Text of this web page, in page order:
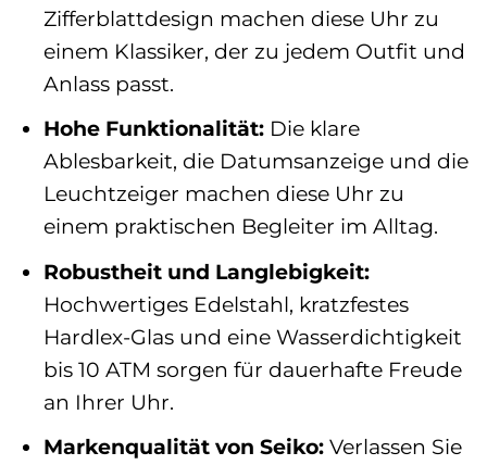
Zifferblattdesign machen diese Uhr zu
einem Klassiker, der zu jedem Outfit und
Anlass passt.
Hohe Funktionalität:Die klare
Ablesbarkeit, die Datumsanzeige und die
Leuchtzeiger machen diese Uhr zu
einem praktischen Begleiter im Alltag.
Robustheit und Langlebigkeit:
Hochwertiges Edelstahl, kratzfestes
Hardlex-Glas und eine Wasserdichtigkeit
bis 10 ATM sorgen für dauerhafte Freude
an Ihrer Uhr.
Markenqualität von Seiko:Verlassen Sie